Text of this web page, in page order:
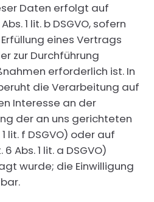
Daten erfolgt auf
1 lit. b DSGVO, sofern
eines Vertrags
zur Durchführung
erforderlich ist. In
die Verarbeitung auf
Interesse an der
der an uns gerichteten
lit. f DSGVO) oder auf
Abs. 1 lit. a DSGVO)
wurde; die Einwilligung